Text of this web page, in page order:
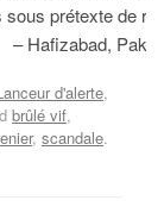
sous prétexte de
– Hafizabad,
d'alerte,
brûlé vif,
, scandale.